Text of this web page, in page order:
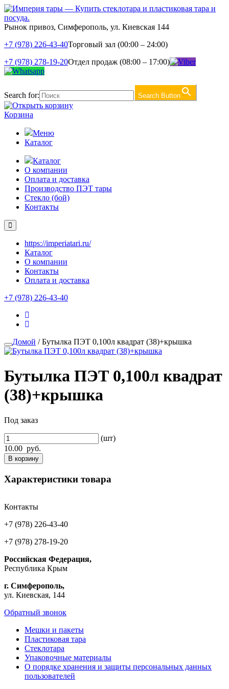
Рынок привоз, Симферополь, ул. Киевская 144
+7 (978) 226-43-40Торговый зал (00:00 – 24:00)
+7 (978) 278-19-20Отдел продаж (08:00 – 17:00)
Search for: Search Button
Корзина
Меню
Каталог
Каталог
О компании
Оплата и доставка
Производство ПЭТ тары
Стекло (бой)
Контакты
https://imperiatari.ru/
Каталог
О компании
Контакты
Оплата и доставка
+7 (978) 226-43-40
Домой / Бутылка ПЭТ 0,100л квадрат (38)+крышка
Бутылка ПЭТ 0,100л квадрат
(38)+крышка
Под заказ
(шт)
10.00 руб.
В корзину
Характеристики товара
Контакты
+7 (978) 226-43-40
+7 (978) 278-19-20
Российская Федерация,
Республика Крым
г. Симферополь,
ул. Киевская, 144
Обратный звонок
Мешки и пакеты
Пластиковая тара
Стеклотара
Упаковочные материалы
О порядке хранения и защиты персональных данных
пользователей